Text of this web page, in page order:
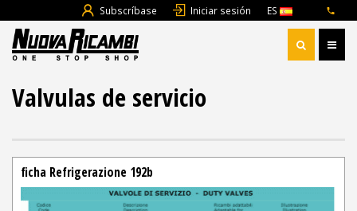
Subscríbase Iniciar sesión ES
Valvulas de servicio
ficha Refrigerazione 192b